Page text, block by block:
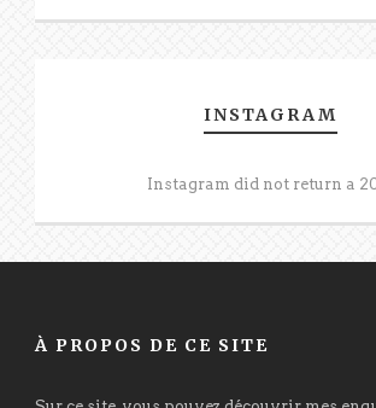
INSTAGRAM
Instagram did not return a
À PROPOS DE CE SITE